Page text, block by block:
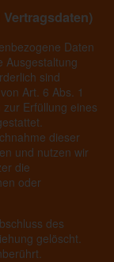
Daten
Ausgestaltung
sind
Art. 6 Abs. 1
Erfüllung eines
dieser
und nutzen wir
die
oder
des
gelöscht.